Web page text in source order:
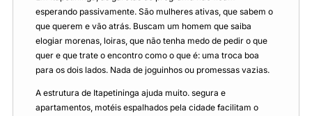
esperando passivamente. São mulheres ativas, que sabem o
que querem e vão atrás. Buscam um homem que saiba
elogiar morenas, loiras, que não tenha medo de pedir o que
quer e que trate o encontro como o que é: uma troca boa
para os dois lados. Nada de joguinhos ou promessas vazias.
A estrutura de Itapetininga ajuda muito. segura e
apartamentos, motéis espalhados pela cidade facilitam o